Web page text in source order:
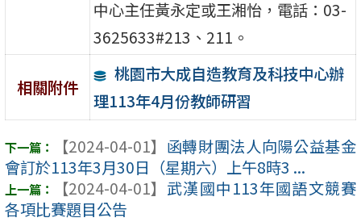
中心主任黃永定或王湘怡，電話：03-
3625633#213、211。
相關附件
桃園市大成自造教育及科技中心辦
理113年4月份教師研習
【2024-04-01】 函轉財團法人向陽公益基金
會訂於113年3月30日（星期六）上午8時3 ...
【2024-04-01】 武漢國中113年國語文競賽
各項比賽題目公告